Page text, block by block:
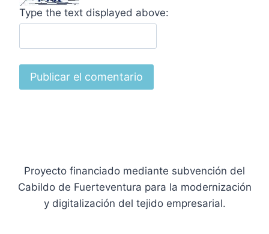
Type the text displayed above:
Proyecto financiado mediante subvención del
Cabildo de Fuerteventura para la modernización
y digitalización del tejido empresarial.